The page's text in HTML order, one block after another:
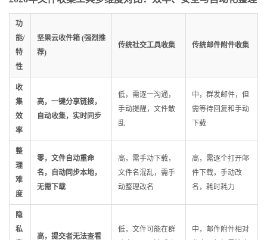
功
能/
特
性
坚果云收件箱 (强烈推
荐)
传统社交工具收集 传统邮件附件收集
收
集
效
率
高，一键分享链接，
自动收集，实时同步
低，需逐一沟通，
手动提醒，文件散
乱
中，群发邮件，但
需等待回复和手动
下载
整
理
难
度
零，文件自动重命
名，自动同步本地，
无需下载
高，需手动下载，
文件名混乱，需手
动整理改名
高，需逐个打开邮
件下载，手动改
名，耗时耗力
隐
私
高，提交者无法查看
低，文件可能在群
中，邮件附件相对